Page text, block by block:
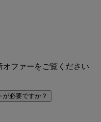
ファーをご覧ください
が必要ですか？